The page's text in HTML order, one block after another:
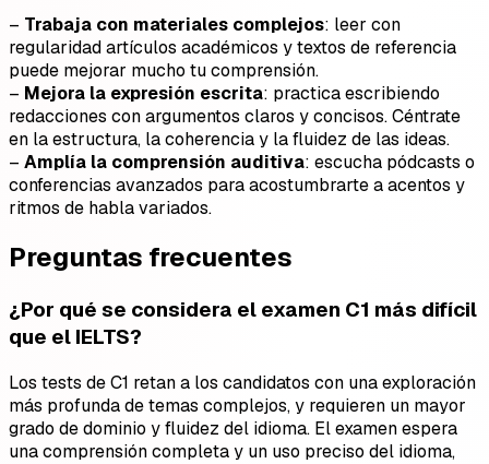
– Trabaja con materiales complejos: leer con
regularidad artículos académicos y textos de referencia
puede mejorar mucho tu comprensión.
– Mejora la expresión escrita: practica escribiendo
redacciones con argumentos claros y concisos. Céntrate
en la estructura, la coherencia y la fluidez de las ideas.
– Amplía la comprensión auditiva: escucha pódcasts o
conferencias avanzados para acostumbrarte a acentos y
ritmos de habla variados.
Preguntas frecuentes
¿Por qué se considera el examen C1 más difícil
que el IELTS?
Los tests de C1 retan a los candidatos con una exploración
más profunda de temas complejos, y requieren un mayor
grado de dominio y fluidez del idioma. El examen espera
una comprensión completa y un uso preciso del idioma,